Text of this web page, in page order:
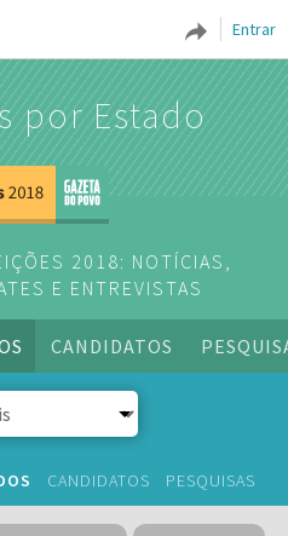
Entrar
por Estado
2018: NOTÍCIAS,
E ENTREVISTAS
CANDIDATOS
CANDIDATOS PESQUISAS